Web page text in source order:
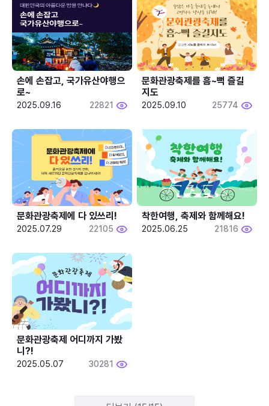
손에 손잡고, 국가유산야행으
로~
2025.09.16 22821
문화관광축제를 흠~뻑 즐길
지도
2025.09.10 25774
문화관광축제에 다 있쓰리!
2025.07.29 22105
착한여행, 축제와 함께해요!
2025.06.25 21816
문화관광축제 어디까지 가봤
니?!
2025.05.07 30281